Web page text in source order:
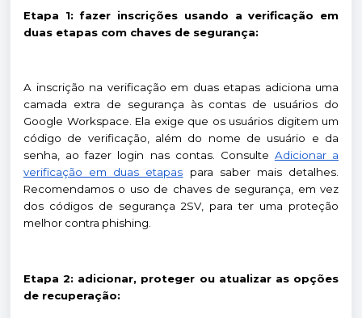
Etapa 1: fazer inscrições usando a verificação em
duas etapas com chaves de segurança:
A inscrição na verificação em duas etapas adiciona uma
camada extra de segurança às contas de usuários do
Google Workspace. Ela exige que os usuários digitem um
código de verificação, além do nome de usuário e da
senha, ao fazer login nas contas. Consulte Adicionar a
verificação em duas etapas para saber mais detalhes.
Recomendamos o uso de chaves de segurança, em vez
dos códigos de segurança 2SV, para ter uma proteção
melhor contra phishing.
Etapa 2: adicionar, proteger ou atualizar as opções
de recuperação: